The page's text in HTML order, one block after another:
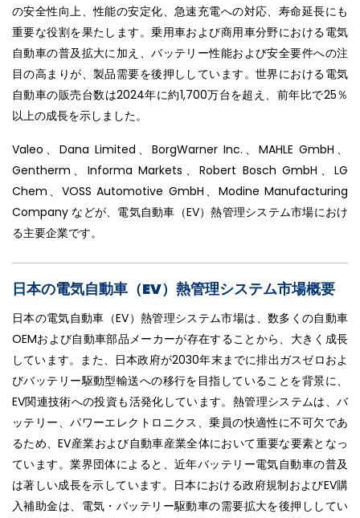
の安全性向上、性能の安定化、急速充電への対応、寿命延長にも
重要な役割を果たします。乗用車および商用車分野における電気
自動車の普及拡大に加え、バッテリー性能および安全要件への注
目の高まりが、製品需要を後押ししています。世界における電気
自動車の販売台数は2024年に約1,700万台を超え、前年比で25％
以上の成長を示しました。
Valeo、Dana Limited、BorgWarner Inc.、MAHLE GmbH、
Gentherm、Informa Markets、Robert Bosch GmbH、LG
Chem、VOSS Automotive GmbH、Modine Manufacturing
Company などが、電気自動車（EV）熱管理システム市場におけ
る主要企業です。
日本の電気自動車（EV）熱管理システム市場概要
日本の電気自動車（EV）熱管理システム市場は、数多くの自動車
OEMおよび自動車部品メーカーが存在することから、大きく成長
しています。また、日本政府が2030年末までに排出ガスゼロおよ
びバッテリー駆動型輸送への移行を目指していることを背景に、
EV関連技術への投資も活発化しています。熱管理システムは、バ
ッテリー、パワーエレクトロニクス、乗員の快適性に不可欠であ
るため、EV産業および自動車産業全体において重要な要素となっ
ています。業界団体によると、近年バッテリー電気自動車の普及
は著しい成長を示しています。日本における政府規制およびEV購
入補助金は、電気・バッテリー駆動車の需要拡大を後押ししてい